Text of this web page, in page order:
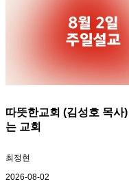
따뜻한교회 (김성호 목
는 교회
최정현
2026-08-02